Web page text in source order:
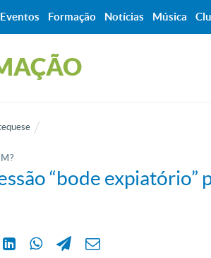
“bode expiatório”
Eventos Formação Notícias Música